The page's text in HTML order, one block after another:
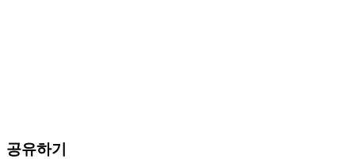
공유하기